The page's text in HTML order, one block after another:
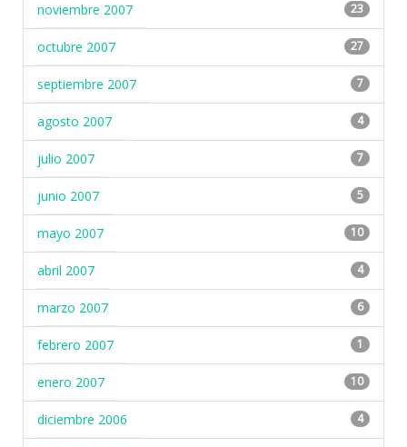
noviembre 2007 23
octubre 2007 27
septiembre 2007 7
agosto 2007 4
julio 2007 7
junio 2007 5
mayo 2007 10
abril 2007 4
marzo 2007 6
febrero 2007 1
enero 2007 10
diciembre 2006 4